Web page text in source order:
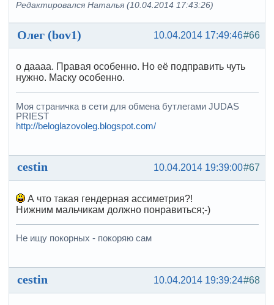
Редактировался Наталья (10.04.2014 17:43:26)
#66
10.04.2014 17:49:46
Олег (bov1)
о даааа. Правая особенно. Но её подправить чуть
нужно. Маску особенно.
Моя страничка в сети для обмена бутлегами JUDAS
PRIEST
http://beloglazovoleg.blogspot.com/
#67
10.04.2014 19:39:00
cestin
А что такая гендерная ассиметрия?!
Нижним мальчикам должно понравиться;-)
Не ищу покорных - покоряю сам
#68
10.04.2014 19:39:24
cestin